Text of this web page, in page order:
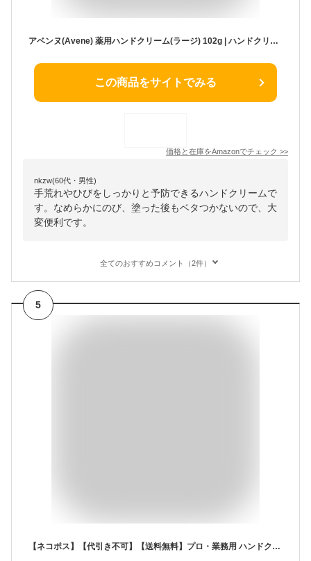
アベンヌ(Avene) 薬用ハンドクリーム(ラージ) 102g | ハンドクリーム ・ ハンドケア | クリーム状 | 無香料 | デリケート 手荒れ予防 高保湿 あかぎれ メンズ | 敏感肌 ダーマコスメ 資生堂
この商品をサイトでみる
価格と在庫をAmazonでチェック >>
nkzw(60代・男性)
手荒れやひびをしっかりと予防できるハンドクリームで
す。なめらかにのび、塗った後もベタつかないので、大
変便利です。
全てのおすすめコメント（2件）
5
【ネコポス】【代引き不可】【送料無料】プロ・業務用 ハンドクリーム 60g×3個セット 平野レミ プロ業務用ハンドクリーム 保湿 ハンドケア しわ 手荒れ ささくれ 保湿クリーム あかぎれ ひびわれ 天然成分 ゆず バラ 無香料 しっとり プロ業務用